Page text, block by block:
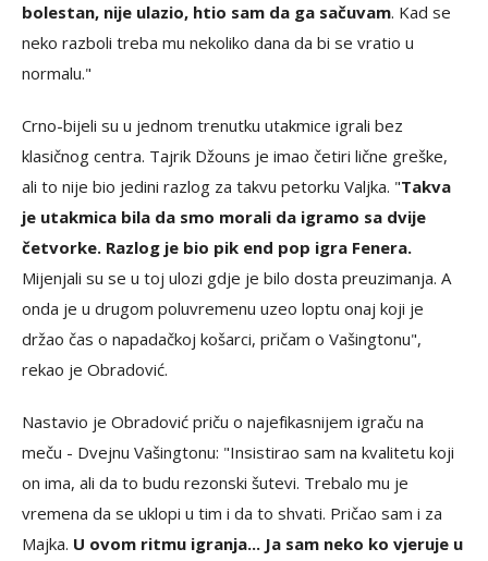
bolestan, nije ulazio, htio sam da ga sačuvam. Kad se
neko razboli treba mu nekoliko dana da bi se vratio u
normalu."
Crno-bijeli su u jednom trenutku utakmice igrali bez
klasičnog centra. Tajrik Džouns je imao četiri lične greške,
ali to nije bio jedini razlog za takvu petorku Valjka. "Takva
je utakmica bila da smo morali da igramo sa dvije
četvorke. Razlog je bio pik end pop igra Fenera.
Mijenjali su se u toj ulozi gdje je bilo dosta preuzimanja. A
onda je u drugom poluvremenu uzeo loptu onaj koji je
držao čas o napadačkoj košarci, pričam o Vašingtonu",
rekao je Obradović.
Nastavio je Obradović priču o najefikasnijem igraču na
meču - Dvejnu Vašingtonu: "Insistirao sam na kvalitetu koji
on ima, ali da to budu rezonski šutevi. Trebalo mu je
vremena da se uklopi u tim i da to shvati. Pričao sam i za
Majka. U ovom ritmu igranja... Ja sam neko ko vjeruje u